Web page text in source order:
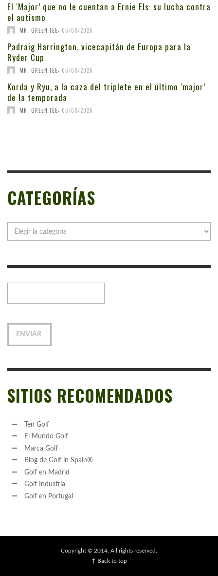
El ‘Major’ que no le cuentan a Ernie Els: su lucha contra
el autismo
MR. GREEN FEE, 06/08/2026
Padraig Harrington, vicecapitán de Europa para la
Ryder Cup
MR. GREEN FEE 06/08/2026
Korda y Ryu, a la caza del triplete en el último ‘major’
de la temporada
MR. GREEN FEE 06/08/2026
CATEGORÍAS
SITIOS RECOMENDADOS
Ten Golf
El Mundo Golf
Marca Golf
Blog de Golf in Spain®
Golf en Madrid
Golf Industria
Golf en Portugal
Copyright © 2014. All rights reserved.
↑ Back to top